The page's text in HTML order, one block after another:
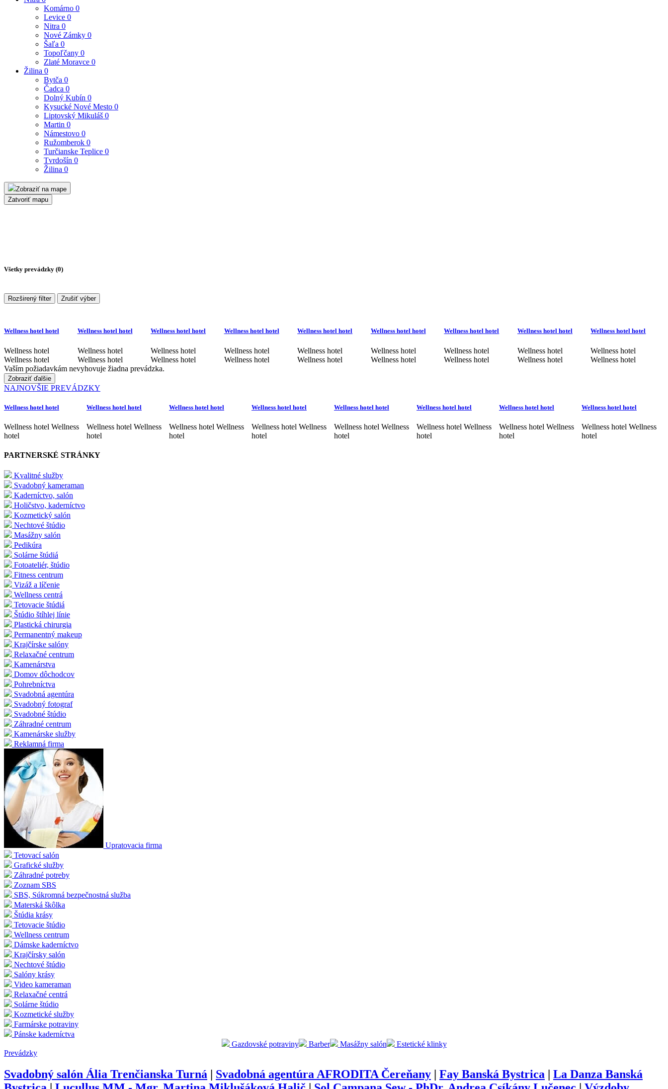
Komárno 0
Levice 0
Nitra 0
Nové Zámky 0
Šaľa 0
Topoľčany 0
Zlaté Moravce 0
Žilina 0
Bytča 0
Čadca 0
Dolný Kubín 0
Kysucké Nové Mesto 0
Liptovský Mikuláš 0
Martin 0
Námestovo 0
Ružomberok 0
Turčianske Teplice 0
Tvrdošín 0
Žilina 0
Zobraziť na mape
Zatvoriť mapu
Všetky prevádzky (0)
Rozširený filter Zrušiť výber
Wellness hotel hotel
Wellness hotel
Wellness hotel
Wellness hotel hotel
Wellness hotel
Wellness hotel
Wellness hotel hotel
Wellness hotel
Wellness hotel
Wellness hotel hotel
Wellness hotel
Wellness hotel
Wellness hotel hotel
Wellness hotel
Wellness hotel
Wellness hotel hotel
Wellness hotel
Wellness hotel
Wellness hotel hotel
Wellness hotel
Wellness hotel
Wellness hotel hotel
Wellness hotel
Wellness hotel
Wellness hotel hotel
Wellness hotel
Wellness hotel
Vaším požiadavkám nevyhovuje žiadna prevádzka.
Zobraziť ďalšie
NAJNOVŠIE PREVÁDZKY
Wellness hotel hotel
Wellness hotel Wellness
hotel
Wellness hotel hotel
Wellness hotel Wellness
hotel
Wellness hotel hotel
Wellness hotel Wellness
hotel
Wellness hotel hotel
Wellness hotel Wellness
hotel
Wellness hotel hotel
Wellness hotel Wellness
hotel
Wellness hotel hotel
Wellness hotel Wellness
hotel
Wellness hotel hotel
Wellness hotel Wellness
hotel
Wellness hotel hotel
Wellness hotel Wellness
hotel
PARTNERSKÉ STRÁNKY
Kvalitné služby
Svadobný kameraman
Kaderníctvo, salón
Holičstvo, kaderníctvo
Kozmetický salón
Nechtové štúdio
Masážny salón
Pedikúra
Solárne štúdiá
Fotoateliér, štúdio
Fitness centrum
Vizáž a líčenie
Wellness centrá
Tetovacie štúdiá
Štúdio štíhlej línie
Plastická chirurgia
Permanentný makeup
Krajčírske salóny
Relaxačné centrum
Kamenárstva
Domov dôchodcov
Pohrebníctva
Svadobná agentúra
Svadobný fotograf
Svadobné štúdio
Záhradné centrum
Kamenárske služby
Reklamná firma
Upratovacia firma
Tetovací salón
Grafické služby
Záhradné potreby
Zoznam SBS
SBS, Súkromná bezpečnostná služba
Materská škôlka
Štúdia krásy
Tetovacie štúdio
Wellness centrum
Dámske kaderníctvo
Krajčírsky salón
Nechtové štúdio
Salóny krásy
Video kameraman
Relaxačné centrá
Solárne štúdio
Kozmetické služby
Farmárske potraviny
Pánske kaderníctva
Gazdovské potraviny
Barber Masážny salón
Estetické klinky
Prevádzky
Svadobný salón Ália Trenčianska Turná Svadobná agentúra AFRODITA Čereňany Fay Banská Bystrica
La Danza Banská